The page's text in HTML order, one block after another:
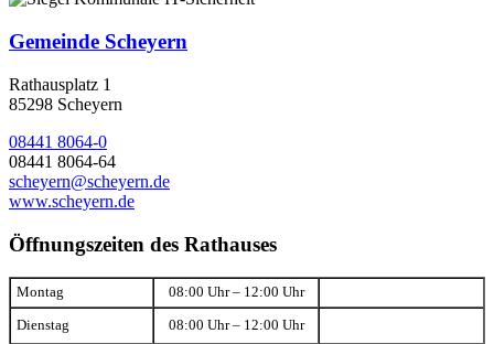
Gemeinde Scheyern
Rathausplatz 1
85298 Scheyern
08441 8064-0
08441 8064-64
scheyern@scheyern.de
www.scheyern.de
Öffnungszeiten des Rathauses
Montag 08:00 Uhr – 12:00 Uhr
Dienstag 08:00 Uhr – 12:00 Uhr